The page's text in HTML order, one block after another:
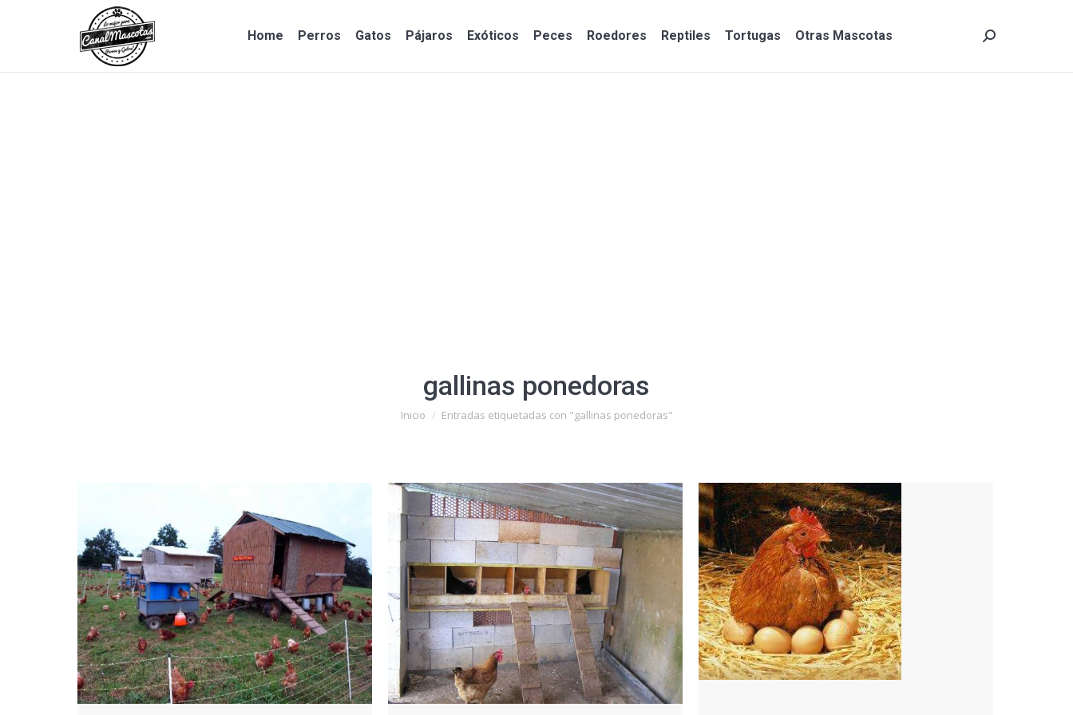
Home Perros Gatos Pájaros Exóticos Peces Roedores Reptiles Tortugas Otras Mascotas Search:
gallinas ponedoras
Estás aquí:
Inicio Entradas etiquetadas con "gallinas ponedoras"
Home Perros Gatos Pájaros Exóticos Peces Roedores Reptiles Tortugas Otras Mascotas Search: